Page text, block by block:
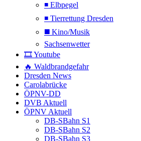
◾ Elbpegel
◾ Tierrettung Dresden
◼️ Kino/Musik
Sachsenwetter
🎞️ Youtube
🔥 Waldbrandgefahr
Dresden News
Carolabrücke
ÖPNV-DD
DVB Aktuell
ÖPNV Aktuell
DB-SBahn S1
DB-SBahn S2
DB-SBahn S3